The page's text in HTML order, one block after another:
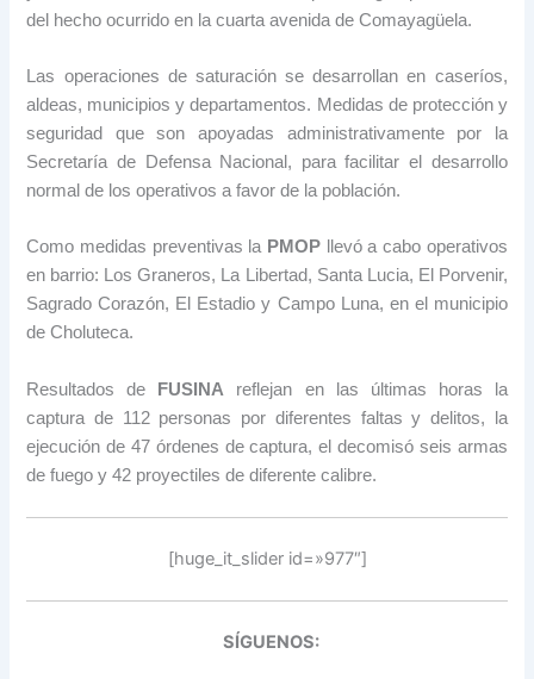
del hecho ocurrido en la cuarta avenida de Comayagüela.
Las operaciones de saturación se desarrollan en caseríos,
aldeas, municipios y departamentos. Medidas de protección y
seguridad que son apoyadas administrativamente por la
Secretaría de Defensa Nacional, para facilitar el desarrollo
normal de los operativos a favor de la población.
Como medidas preventivas la PMOP llevó a cabo operativos
en barrio: Los Graneros, La Libertad, Santa Lucia, El Porvenir,
Sagrado Corazón, El Estadio y Campo Luna, en el municipio
de Choluteca.
Resultados de FUSINA reflejan en las últimas horas la
captura de 112 personas por diferentes faltas y delitos, la
ejecución de 47 órdenes de captura, el decomisó seis armas
de fuego y 42 proyectiles de diferente calibre.
[huge_it_slider id=»977″]
SÍGUENOS: